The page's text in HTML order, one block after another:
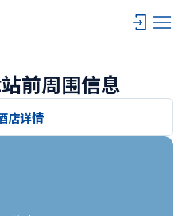
前周围信息
店详情